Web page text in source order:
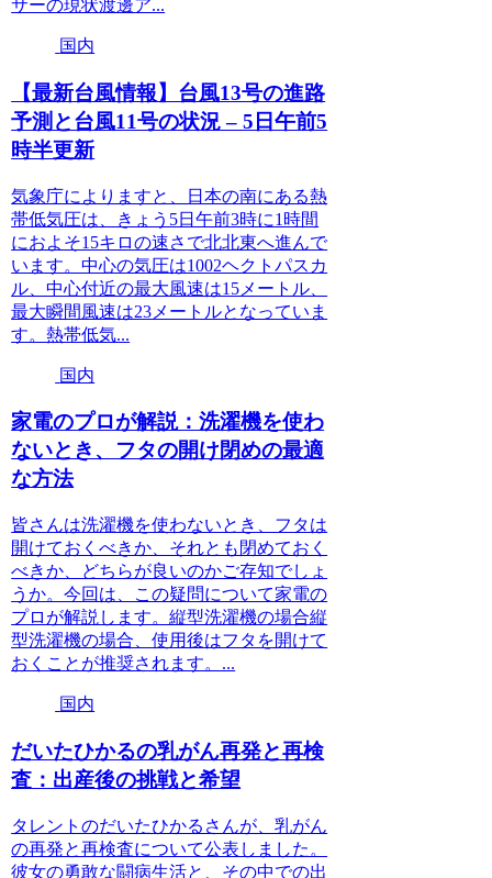
サーの現状渡邊ア...
国内
【最新台風情報】台風13号の進路
予測と台風11号の状況 – 5日午前5
時半更新
気象庁によりますと、日本の南にある熱
帯低気圧は、きょう5日午前3時に1時間
におよそ15キロの速さで北北東へ進んで
います。中心の気圧は1002ヘクトパスカ
ル、中心付近の最大風速は15メートル、
最大瞬間風速は23メートルとなっていま
す。熱帯低気...
国内
家電のプロが解説：洗濯機を使わ
ないとき、フタの開け閉めの最適
な方法
皆さんは洗濯機を使わないとき、フタは
開けておくべきか、それとも閉めておく
べきか、どちらが良いのかご存知でしょ
うか。今回は、この疑問について家電の
プロが解説します。縦型洗濯機の場合縦
型洗濯機の場合、使用後はフタを開けて
おくことが推奨されます。...
国内
だいたひかるの乳がん再発と再検
査：出産後の挑戦と希望
タレントのだいたひかるさんが、乳がん
の再発と再検査について公表しました。
彼女の勇敢な闘病生活と、その中での出